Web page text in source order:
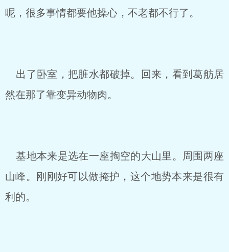
呢，很多事情都要他操心，不老都不行了。
出了卧室，把脏水都破掉。回来，看到葛舫居
然在那了靠变异动物肉。
基地本来是选在一座掏空的大山里。周围两座
山峰。刚刚好可以做掩护，这个地势本来是很有
利的。